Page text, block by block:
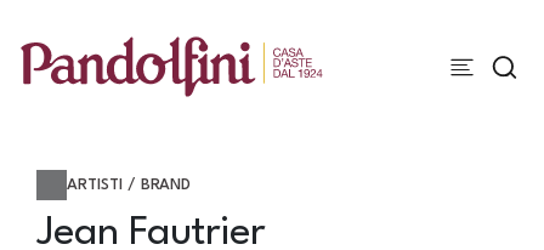
ARTISTI / BRAND
Jean Fautrier